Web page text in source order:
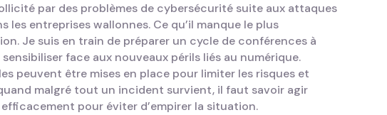
par des problèmes de cybersécurité suite aux attaques
les entreprises wallonnes. Ce qu’il manque le plus
Je suis en train de préparer un cycle de conférences à
face aux nouveaux périls liés au numérique.
peuvent être mises en place pour limiter les risques et
malgré tout un incident survient, il faut savoir agir
pour éviter d’empirer la situation.